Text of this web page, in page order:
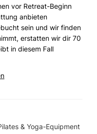
vor Retreat-Beginn
anbieten
sein und wir finden
erstatten wir dir 70
in diesem Fall
& Yoga-Equipment